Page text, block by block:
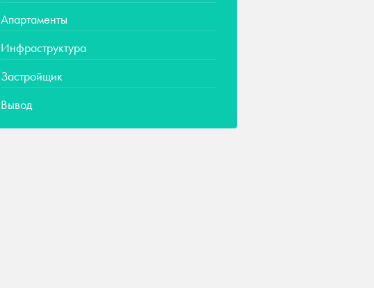
Апартаменты
Инфраструктура
Застройщик
Вывод